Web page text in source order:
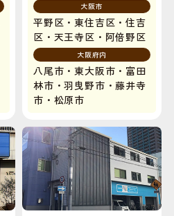
大阪市
平野区・東住吉区・住吉
区・天王寺区・阿倍野区
大阪府内
八尾市・東大阪市・富田
林市・羽曳野市・藤井寺
市・松原市